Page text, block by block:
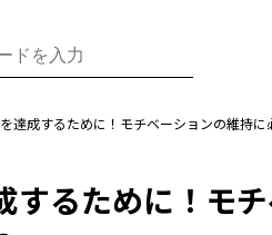
達成するために！モチベーションの維持に
するために！モ